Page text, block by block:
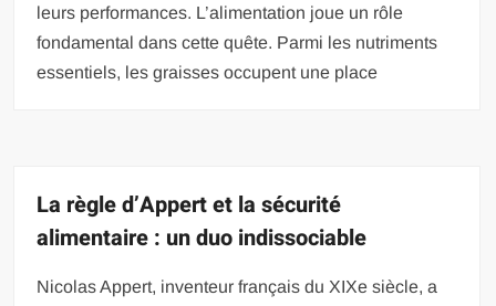
leurs performances. L’alimentation joue un rôle
fondamental dans cette quête. Parmi les nutriments
essentiels, les graisses occupent une place
La règle d’Appert et la sécurité
alimentaire : un duo indissociable
Nicolas Appert, inventeur français du XIXe siècle, a